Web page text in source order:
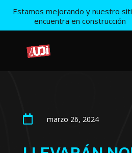
Estamos mejorando y nuestro
encuentra en construcción
 marzo 26, 2024